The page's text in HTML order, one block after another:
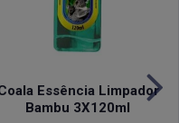
Essência Limpador
Bambu 3X120ml